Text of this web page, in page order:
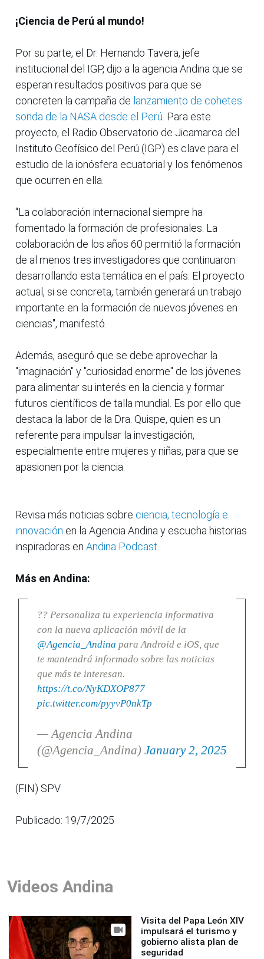
¡Ciencia de Perú al mundo!
Por su parte, el Dr. Hernando Tavera, jefe
institucional del IGP, dijo a la agencia Andina que se
esperan resultados positivos para que se
concreten la campaña de lanzamiento de cohetes
sonda de la NASA desde el Perú. Para este
proyecto, el Radio Observatorio de Jicamarca del
Instituto Geofísico del Perú (IGP) es clave para el
estudio de la ionósfera ecuatorial y los fenómenos
que ocurren en ella.
"La colaboración internacional siempre ha
fomentado la formación de profesionales. La
colaboración de los años 60 permitió la formación
de al menos tres investigadores que continuaron
desarrollando esta temática en el país. El proyecto
actual, si se concreta, también generará un trabajo
importante en la formación de nuevos jóvenes en
ciencias", manifestó.
Además, aseguró que se debe aprovechar la
"imaginación" y "curiosidad enorme" de los jóvenes
para alimentar su interés en la ciencia y formar
futuros científicos de talla mundial. Es por ello que
destaca la labor de la Dra. Quispe, quien es un
referente para impulsar la investigación,
especialmente entre mujeres y niñas, para que se
apasionen por la ciencia.
Revisa más noticias sobre ciencia, tecnología e
innovación en la Agencia Andina y escucha historias
inspiradoras en Andina Podcast.
Más en Andina:
?? Personaliza tu experiencia informativa
con la nueva aplicación móvil de la
@Agencia_Andina para Android e iOS, que
te mantendrá informado sobre las noticias
que más te interesan.
https://t.co/NyKDXOP877
pic.twitter.com/pyyvP0nkTp
— Agencia Andina
(@Agencia_Andina) January 2, 2025
(FIN) SPV
Publicado: 19/7/2025
Videos Andina
Visita del Papa León XIV
impulsará el turismo y
gobierno alista plan de
seguridad